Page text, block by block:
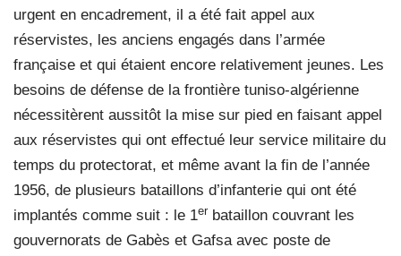
urgent en encadrement, il a été fait appel aux
réservistes, les anciens engagés dans l’armée
française et qui étaient encore relativement jeunes. Les
besoins de défense de la frontière tuniso-algérienne
nécessitèrent aussitôt la mise sur pied en faisant appel
aux réservistes qui ont effectué leur service militaire du
temps du protectorat, et même avant la fin de l’année
1956, de plusieurs bataillons d’infanterie qui ont été
implantés comme suit : le 1er bataillon couvrant les
gouvernorats de Gabès et Gafsa avec poste de